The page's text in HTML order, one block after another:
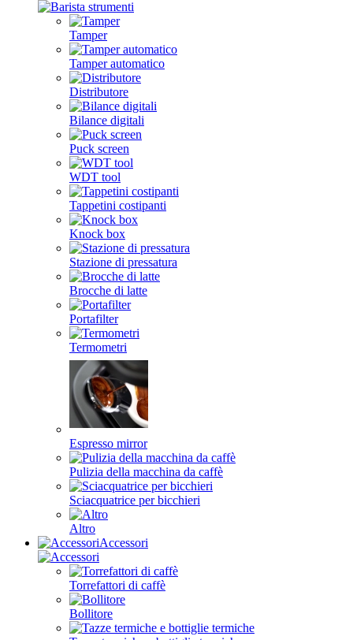
Tamper
Tamper automatico
Distributore
Bilance digitali
Puck screen
WDT tool
Tappetini costipanti
Knock box
Stazione di pressatura
Brocche di latte
Portafilter
Termometri
Espresso mirror
Pulizia della macchina da caffè
Sciacquatrice per bicchieri
Altro
Accessori
Torrefattori di caffè
Bollitore